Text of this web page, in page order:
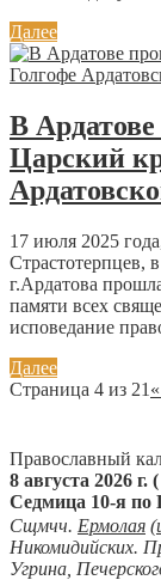
Далее
В
Царский
17 июля 2025
Страстотерпцев,
г.Ардатова
памяти всех
исповедание
Далее
Страница 4 из 21
Православный
8 августа 2026 г.
Седмица 10-я по
Сщмчч. Ермолая (
Никомидийских.
Угрина,